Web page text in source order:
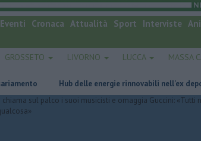
Eventi Cronaca Attualità Sport Interviste
GROSSETO LIVORNO LUCCA MASSA
Hub delle energie rinnovabili nell'ex deposito